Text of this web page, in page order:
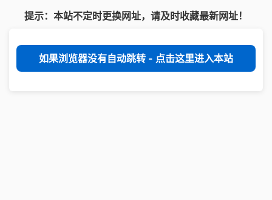
提示：本站不定时更换网址，请及时收藏最新网址！
如果浏览器没有自动跳转 - 点击这里进入本站